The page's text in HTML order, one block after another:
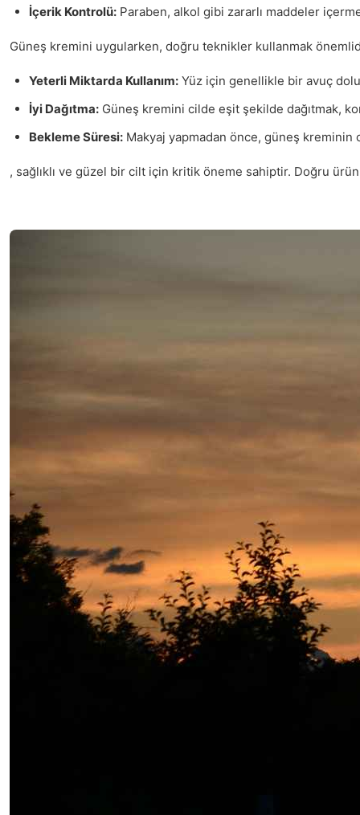
İçerik Kontrolü: Paraben, alkol gibi zararlı maddeler
Güneş kremini uygularken, doğru teknikler kullanmak
Yeterli Miktarda Kullanım: Yüz için genellikle bir avuç
İyi Dağıtma: Güneş kremini cilde eşit şekilde dağıtmak,
Bekleme Süresi: Makyaj yapmadan önce, güneş
, sağlıklı ve güzel bir cilt için kritik öneme sahiptir. Doğru